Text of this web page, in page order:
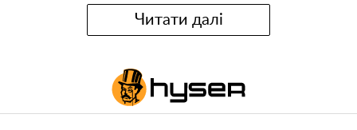
Читати далі